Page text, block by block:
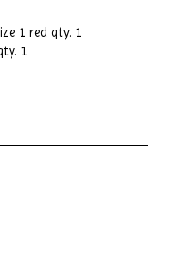
1 red qty. 1
1